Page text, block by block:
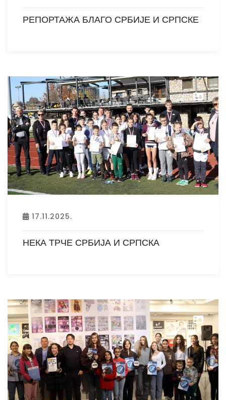
РЕПОРТАЖА БЛАГО СРБИЈЕ И СРПСКЕ
17.11.2025.
НЕКА ТРЧЕ СРБИЈА И СРПСКА